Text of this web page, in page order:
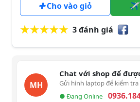
Cho vào giỏ
3 đánh giá
MH
Chat với shop để
Gửi hình laptop để kiểm
● Đang Online